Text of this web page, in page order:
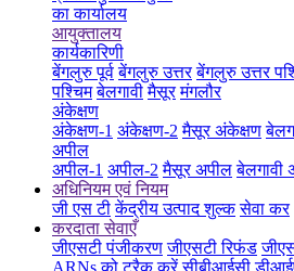
का कार्यालय
आयुक्तालय
कार्यकारिणी
बेंगलुरु पूर्व बेंगलुरु उत्तर बेंगलुरु उत्तर
पश्चिम बेलगावी मैसूर मंगलौर
अंकेक्षण
अंकेक्षण-1 अंकेक्षण-2 मैसूर अंकेक्षण
अपील
अपील-1 अपील-2 मैसूर अपील बेलगावी
अधिनियम एवं नियम
जी एस टी केंद्रीय उत्पाद शुल्क सेवा कर
करदाता सेवाएँ
जीएसटी पंजीकरण जीएसटी रिफंड
ARNs को ट्रैक करें सीबीआईसी